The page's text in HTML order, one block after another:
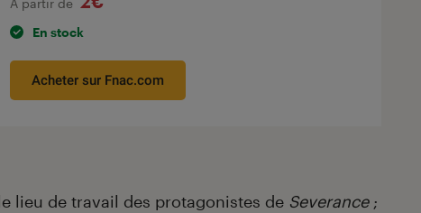
À partir de
En stock
Acheter sur Fnac.com
lieu de travail des protagonistes de Severance;